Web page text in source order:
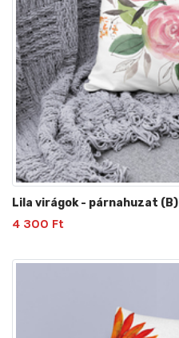
Lila virágok - párnahuzat (B)
4 300 Ft